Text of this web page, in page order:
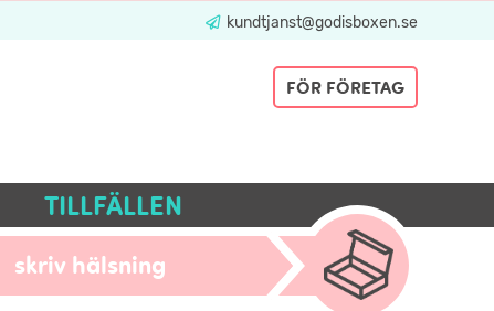
kundtjanst@godisboxen.se
FÖR FÖRETAG
TILLFÄLLEN
skriv hälsning